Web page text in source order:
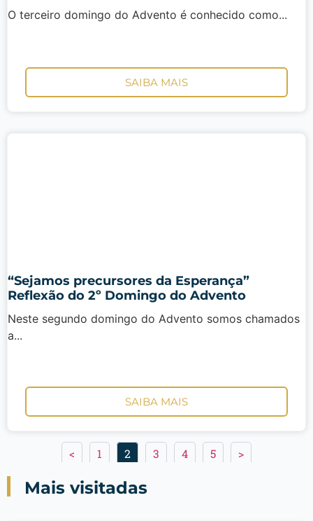
O terceiro domingo do Advento é conhecido como...
SAIBA MAIS
“Sejamos precursores da Esperança”
Reflexão do 2º Domingo do Advento
Neste segundo domingo do Advento somos chamados
a...
SAIBA MAIS
< 1 2 3 4 5 >
Mais visitadas